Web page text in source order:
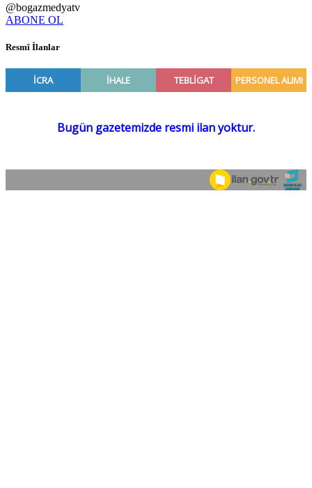
@bogazmedyatv
ABONE OL
Resmî İlanlar